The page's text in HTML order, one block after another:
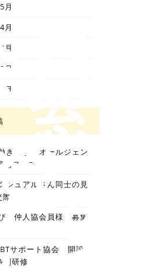
月
月
月
月
月
き出す！オールジェン
フェス
シュアルさん同士の見
仲人協会員様 募集
サポート協会 開設6
別研修
窓
案